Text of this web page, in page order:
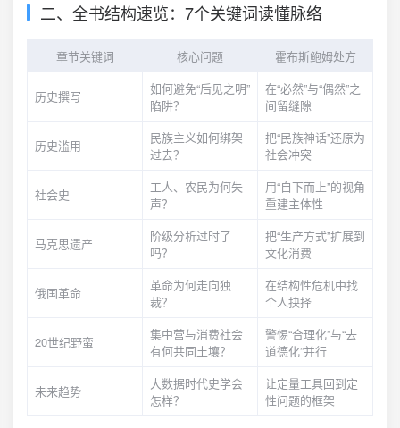
二、全书结构速览：7个关键词读懂脉络
章节关键词 核心问题 霍布斯鲍姆处方
历史撰写
如何避免“后见之明”
陷阱？
在“必然”与“偶然”之
间留缝隙
历史滥用
民族主义如何绑架
过去？
把“民族神话”还原为
社会冲突
社会史
工人、农民为何失
声？
用“自下而上”的视角
重建主体性
马克思遗产
阶级分析过时了
吗？
把“生产方式”扩展到
文化消费
俄国革命
革命为何走向独
裁？
在结构性危机中找
个人抉择
20世纪野蛮
集中营与消费社会
有何共同土壤？
警惕“合理化”与“去
道德化”并行
未来趋势
大数据时代史学会
怎样？
让定量工具回到定
性问题的框架